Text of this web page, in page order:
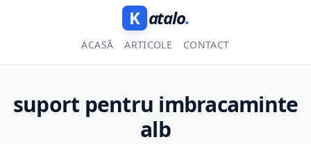
K atalo.
ACASĂ ARTICOLE CONTACT
suport pentru imbracaminte
alb